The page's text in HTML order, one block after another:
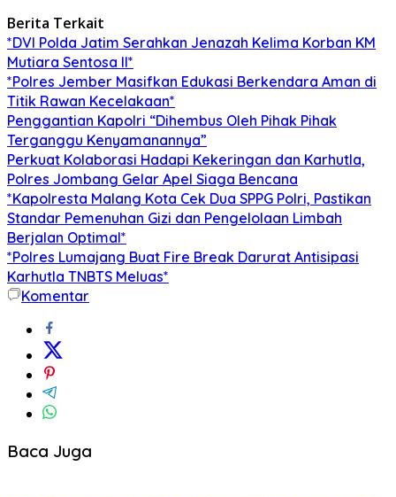
Berita Terkait
*DVI Polda Jatim Serahkan Jenazah Kelima Korban KM
Mutiara Sentosa II*
*Polres Jember Masifkan Edukasi Berkendara Aman di
Titik Rawan Kecelakaan*
Penggantian Kapolri “Dihembus Oleh Pihak Pihak
Terganggu Kenyamanannya”
Perkuat Kolaborasi Hadapi Kekeringan dan Karhutla,
Polres Jombang Gelar Apel Siaga Bencana
*Kapolresta Malang Kota Cek Dua SPPG Polri, Pastikan
Standar Pemenuhan Gizi dan Pengelolaan Limbah
Berjalan Optimal*
*Polres Lumajang Buat Fire Break Darurat Antisipasi
Karhutla TNBTS Meluas*
Komentar
Baca Juga